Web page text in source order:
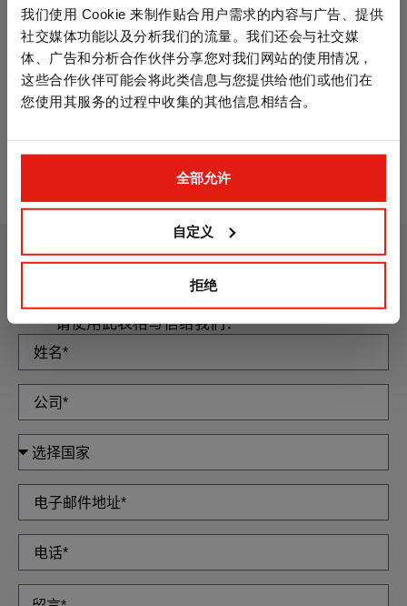
我们使用 Cookie 来制作贴合用户需求的内容与广告、提供
社交媒体功能以及分析我们的流量。我们还会与社交媒
体、广告和分析合作伙伴分享您对我们网站的使用情况，
这些合作伙伴可能会将此类信息与您提供给他们或他们在
您使用其服务的过程中收集的其他信息相结合。
全部允许
自定义
拒绝
度，电镀锌
我们能为您提供哪些帮助？
如果您有任何疑问或需要更多信息，
请使用此表格写信给我们：